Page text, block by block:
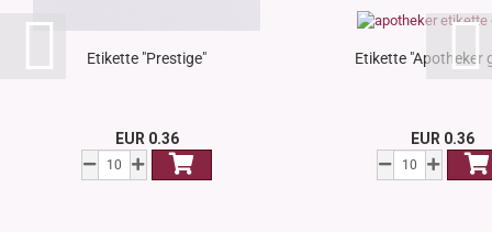
Etikette "Prestige"
EUR 0.36
Etikette "Apotheker
EUR 0.36